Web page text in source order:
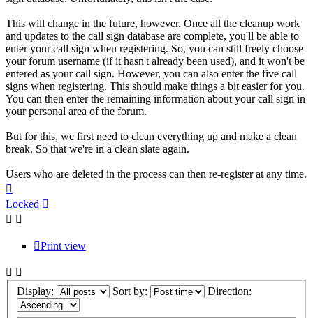
This will change in the future, however. Once all the cleanup work
and updates to the call sign database are complete, you'll be able to
enter your call sign when registering. So, you can still freely choose
your forum username (if it hasn't already been used), and it won't be
entered as your call sign. However, you can also enter the five call
signs when registering. This should make things a bit easier for you.
You can then enter the remaining information about your call sign in
your personal area of ​​the forum.
But for this, we first need to clean everything up and make a clean
break. So that we're in a clean slate again.
Users who are deleted in the process can then re-register at any time.
Locked
Print view
Display: Sort by: Direction: